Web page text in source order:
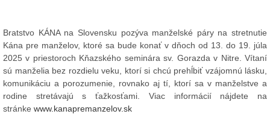
Bratstvo KÁNA na Slovensku pozýva manželské páry na stretnutie
Kána pre manželov, ktoré sa bude konať v dňoch od 13. do 19. júla
2025 v priestoroch Kňazského seminára sv. Gorazda v Nitre. Vítaní
sú manželia bez rozdielu veku, ktorí si chcú prehĺbiť vzájomnú lásku,
komunikáciu a porozumenie, rovnako aj tí, ktorí sa v manželstve a
rodine stretávajú s ťažkosťami. Viac informácií nájdete na
stránke www.kanapremanzelov.sk